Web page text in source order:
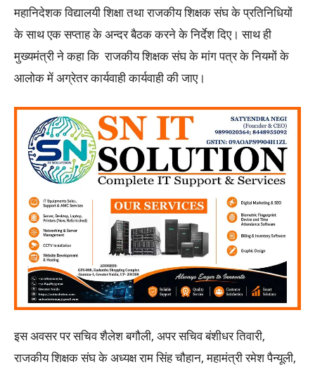
महानिदेशक विद्यालयी शिक्षा तथा राजकीय शिक्षक संघ के प्रतिनिधियों
के साथ एक सप्ताह के अन्दर बैठक करने के निर्देश दिए। साथ ही
मुख्यमंत्री ने कहा कि राजकीय शिक्षक संघ के मांग पत्र के नियमों के
आलोक में अग्रेतर कार्यवाही कार्यवाही की जाए।
इस अवसर पर सचिव शैलेश बगौली, अपर सचिव बंशीधर तिवारी,
राजकीय शिक्षक संघ के अध्यक्ष राम सिंह चौहान, महामंत्री रमेश पैन्यूली,